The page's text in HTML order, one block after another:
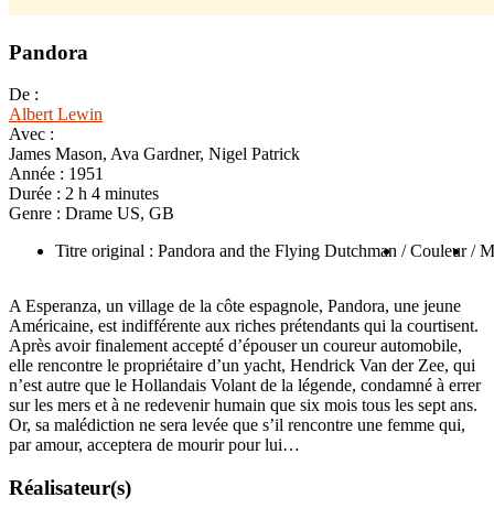
Pandora
De :
Albert Lewin
Avec :
James Mason, Ava Gardner, Nigel Patrick
Année : 1951
Durée : 2 h 4 minutes
Genre : Drame US, GB
Titre original : Pandora and the Flying Dutchman / Couleur /
A Esperanza, un village de la côte espagnole, Pandora, une jeune
Américaine, est indifférente aux riches prétendants qui la courtisent.
Après avoir finalement accepté d’épouser un coureur automobile,
elle rencontre le propriétaire d’un yacht, Hendrick Van der Zee, qui
n’est autre que le Hollandais Volant de la légende, condamné à errer
sur les mers et à ne redevenir humain que six mois tous les sept ans.
Or, sa malédiction ne sera levée que s’il rencontre une femme qui,
par amour, acceptera de mourir pour lui…
Réalisateur(s)